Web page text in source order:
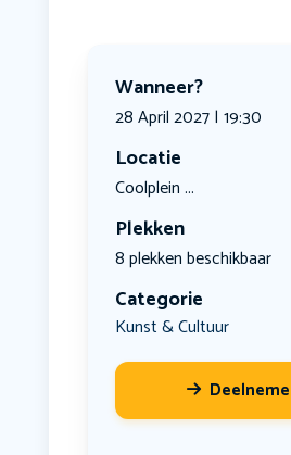
Wanneer?
28 April 2027 | 19:30
Locatie
Coolplein ...
Plekken
8 plekken beschikbaar
Categorie
Kunst & Cultuur